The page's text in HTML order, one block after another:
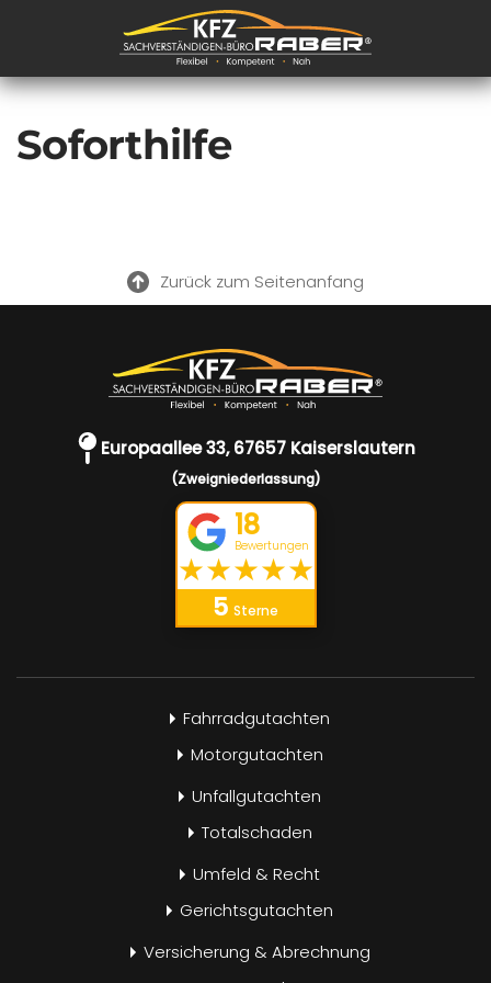
Zum Hauptinhalt springen
Soforthilfe
Zurück zum Seitenanfang
Europaallee 33, 67657 Kaiserslautern
(Zweigniederlassung)
18
Bewertungen
★★★★★
5 Sterne
Fahrradgutachten
Motorgutachten
Unfallgutachten
Totalschaden
Umfeld & Recht
Gerichtsgutachten
Versicherung & Abrechnung